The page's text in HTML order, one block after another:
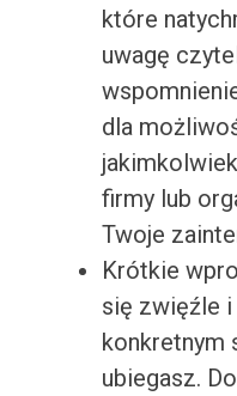
które
uwagę
dla
firmy lub
Twoje
Krótkie
się zwięźle
konkretnym
ubiegasz.